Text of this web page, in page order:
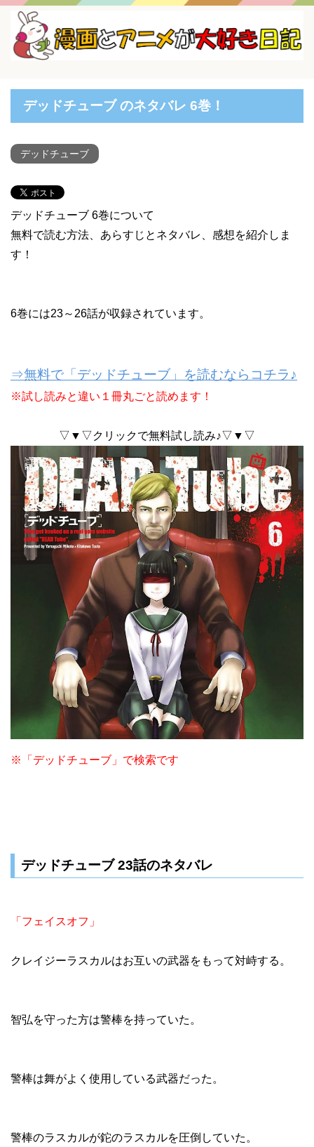
デッドチューブ のネタバレ 6巻！
デッドチューブ
デッドチューブ 6巻について
無料で読む方法、あらすじとネタバレ、感想を紹介しま
す！
6巻には23～26話が収録されています。
⇒無料で「デッドチューブ」を読むならコチラ♪
※試し読みと違い１冊丸ごと読めます！
▽▼▽クリックで無料試し読み♪▽▼▽
※「デッドチューブ」で検索です
デッドチューブ 23話のネタバレ
「フェイスオフ」
クレイジーラスカルはお互いの武器をもって対峙する。
智弘を守った方は警棒を持っていた。
警棒は舞がよく使用している武器だった。
警棒のラスカルが鉈のラスカルを圧倒していた。